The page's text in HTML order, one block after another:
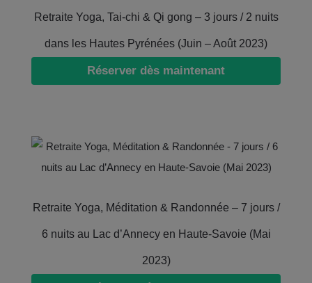
Retraite Yoga, Tai-chi & Qi gong – 3 jours / 2 nuits
dans les Hautes Pyrénées (Juin – Août 2023)
Réserver dès maintenant
Retraite Yoga, Méditation & Randonnée – 7 jours /
6 nuits au Lac d’Annecy en Haute-Savoie (Mai
2023)